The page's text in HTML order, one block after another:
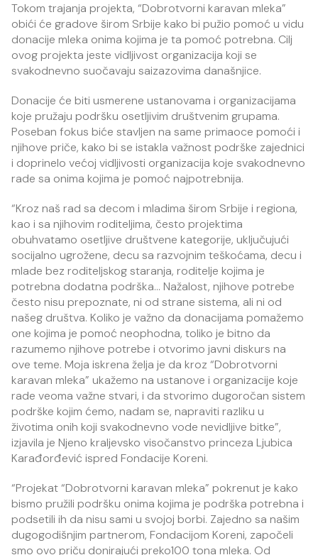
Tokom trajanja projekta, “Dobrotvorni karavan mleka”
obići će gradove širom Srbije kako bi pužio pomoć u vidu
donacije mleka onima kojima je ta pomoć potrebna. Cilj
ovog projekta jeste vidljivost organizacija koji se
svakodnevno suočavaju saizazovima današnjice.
Donacije će biti usmerene ustanovama i organizacijama
koje pružaju podršku osetljivim društvenim grupama.
Poseban fokus biće stavljen na same primaoce pomoći i
njihove priče, kako bi se istakla važnost podrške zajednici
i doprinelo većoj vidljivosti organizacija koje svakodnevno
rade sa onima kojima je pomoć najpotrebnija.
“Kroz naš rad sa decom i mladima širom Srbije i regiona,
kao i sa njihovim roditeljima, često projektima
obuhvatamo osetljive društvene kategorije, uključujući
socijalno ugrožene, decu sa razvojnim teškoćama, decu i
mlade bez roditeljskog staranja, roditelje kojima je
potrebna dodatna podrška… Nažalost, njihove potrebe
često nisu prepoznate, ni od strane sistema, ali ni od
našeg društva. Koliko je važno da donacijama pomažemo
one kojima je pomoć neophodna, toliko je bitno da
razumemo njihove potrebe i otvorimo javni diskurs na
ove teme. Moja iskrena želja je da kroz “Dobrotvorni
karavan mleka” ukažemo na ustanove i organizacije koje
rade veoma važne stvari, i da stvorimo dugoročan sistem
podrške kojim ćemo, nadam se, napraviti razliku u
životima onih koji svakodnevno vode nevidljive bitke”,
izjavila je Njeno kraljevsko visočanstvo princeza Ljubica
Karađorđević ispred Fondacije Koreni.
“Projekat “Dobrotvorni karavan mleka” pokrenut je kako
bismo pružili podršku onima kojima je podrška potrebna i
podsetili ih da nisu sami u svojoj borbi. Zajedno sa našim
dugogodišnjim partnerom, Fondacijom Koreni, započeli
smo ovo priču donirajući preko100 tona mleka. Od